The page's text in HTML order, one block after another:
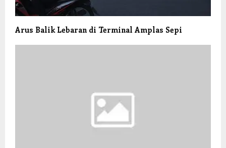
Arus Balik Lebaran di Terminal Amplas Sepi